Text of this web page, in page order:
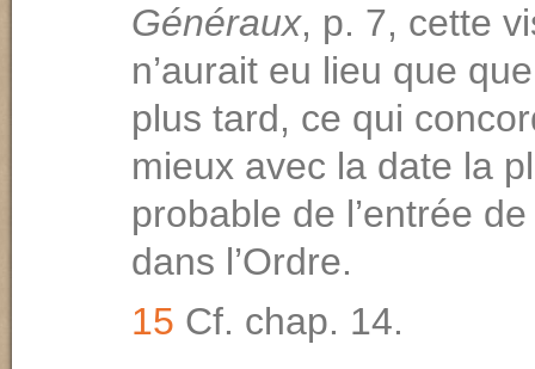
Généraux, p. 7, cette
n’aurait eu lieu que
plus tard, ce qui
mieux avec la date la
probable de l’entrée
dans l’Ordre.
15 Cf. chap. 14.